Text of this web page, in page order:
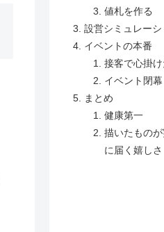
値札を作る
設営シミュレー
イベントの本番
接客で心掛け
イベント閉幕
まとめ
健康第一
描いたもの
に届く嬉しさ